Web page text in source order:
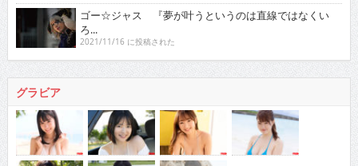
ゴー☆ジャス 『夢が叶うというのは直線ではなくい
ろ...
2021/11/16 に投稿された
グラビア